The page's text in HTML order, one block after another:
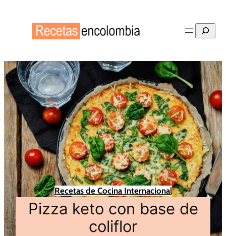
Buscar
Recetas de Cocina Internacional
Pizza keto con base de
coliflor